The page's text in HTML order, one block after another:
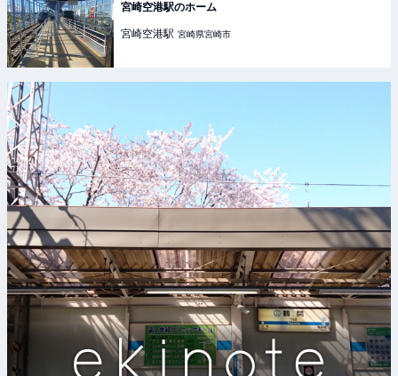
宮崎空港駅のホーム
宮崎空港駅 宮崎県宮崎市